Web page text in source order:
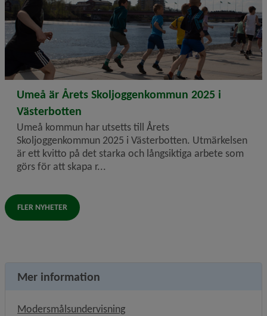
2026-04-15
Umeå är Årets Skoljoggenkommun 2025 i
Västerbotten
Umeå kommun har utsetts till Årets
Skoljoggenkommun 2025 i Västerbotten. Utmärkelsen
är ett kvitto på det starka och långsiktiga arbete som
görs för att skapa r...
FLER NYHETER
Mer information
Modersmålsundervisning